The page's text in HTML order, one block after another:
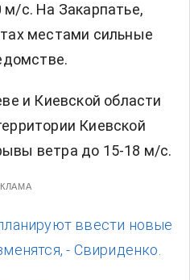
с. На Закарпатье,
местами сильные
и Киевской области
Киевской
ветра до 15-18 м/с.
ввести новые
- Свириденко.